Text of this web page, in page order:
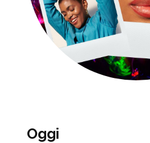
Oggi